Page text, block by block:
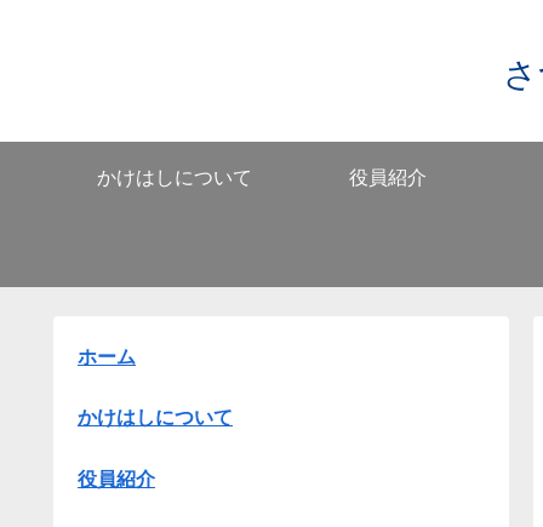
かけはしについて 役員紹介
ホーム
かけはしについて
役員紹介